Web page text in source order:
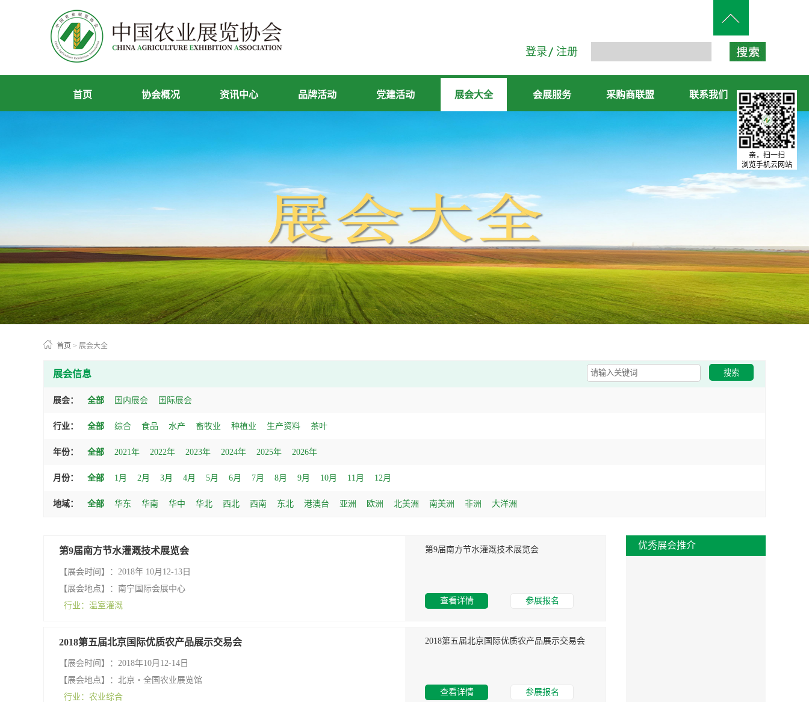
登录 注册
首页 协会概况 资讯中心 品牌活动 党建活动 展会大全 会展服务 采购商联盟 联系我们
首页 > 展会大全
展会信息
展会： 全部 国内展会 国际展会
行业： 全部 综合 食品 水产 畜牧业 种植业 生产资料 茶叶
年份： 全部 2021年 2022年 2023年 2024年 2025年 2026年
月份： 全部 1月 2月 3月 4月 5月 6月 7月 8月 9月 10月 11月 12月
地域： 全部 华东 华南 华中 华北 西北 西南 东北 港澳台 亚洲 欧洲 北美洲 南美洲 非洲 大洋洲
第9届南方节水灌溉技术展览会
【展会时间】：2018年 10月12-13日
【展会地点】：南宁国际会展中心
行业：温室灌溉
第9届南方节水灌溉技术展览会
查看详情 参展报名
2018第五届北京国际优质农产品展示交易会
【展会时间】：2018年10月12-14日
【展会地点】：北京・全国农业展览馆
行业：农业综合
2018第五届北京国际优质农产品展示交易会
查看详情 参展报名
优秀展会推介
亲，扫一扫
浏览手机云网站